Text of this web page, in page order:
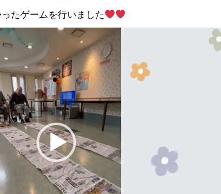
たゲームを行いました